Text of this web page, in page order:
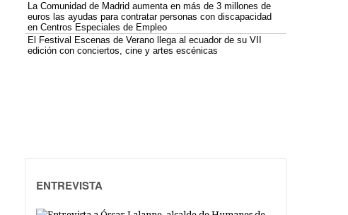
La Comunidad de Madrid aumenta en más de 3 millones de
euros las ayudas para contratar personas con discapacidad
en Centros Especiales de Empleo
El Festival Escenas de Verano llega al ecuador de su VII
edición con conciertos, cine y artes escénicas
ENTREVISTA